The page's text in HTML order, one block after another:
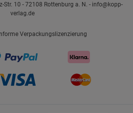
Str. 10 - 72108 Rottenburg a. N. - info@kopp-
verlag.de
Verpackungslizenzierung